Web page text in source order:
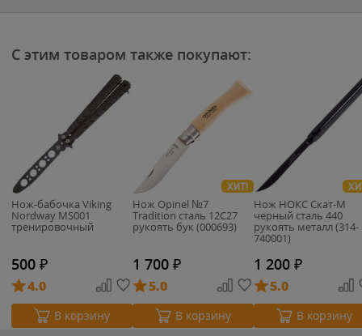
С этим товаром также покупают:
Нож-бабочка Viking
Nordway MS001
тренировочный
500 ₽
4.0
В корзину
ХИТ!
Нож Opinel №7
Tradition сталь 12C27
рукоять бук (000693)
1 700 ₽
5.0
В корзину
Нож НОКС Скат-М
черный сталь 440
рукоять металл (314-
740001)
1 200 ₽
5.0
В корзину